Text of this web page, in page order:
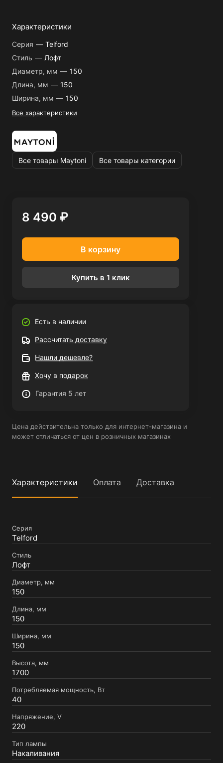
Характеристики
Серия — Telford
Стиль — Лофт
Диаметр, мм — 150
Длина, мм — 150
Ширина, мм — 150
Все характеристики
Все товары Maytoni Все товары категории
8 490 ₽
В корзину
Купить в 1 клик
Есть в наличии
Рассчитать доставку
Нашли дешевле?
Хочу в подарок
Гарантия 5 лет
Цена действительна только для интернет-магазина и
может отличаться от цен в розничных магазинах
Характеристики Оплата Доставка
Серия
Telford
Стиль
Лофт
Диаметр, мм
150
Длина, мм
150
Ширина, мм
150
Высота, мм
1700
Потребляемая мощность, Вт
40
Напряжение, V
220
Тип лампы
Накаливания